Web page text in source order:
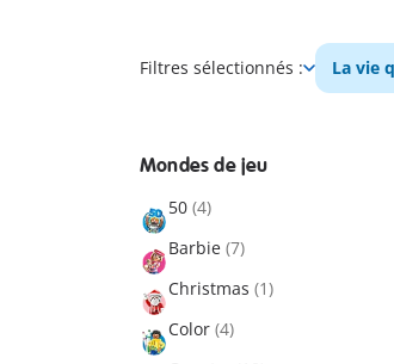
Filtres sélectionnés : La vie
Mondes de jeu
50 (4)
Barbie (7)
Christmas (1)
Color (4)